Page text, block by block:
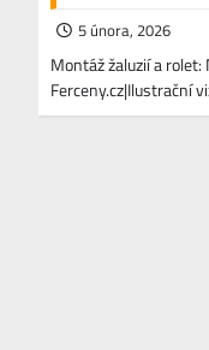
5 února, 2026
Montáž žaluzií a rolet:
Ferceny.cz|Ilustrační